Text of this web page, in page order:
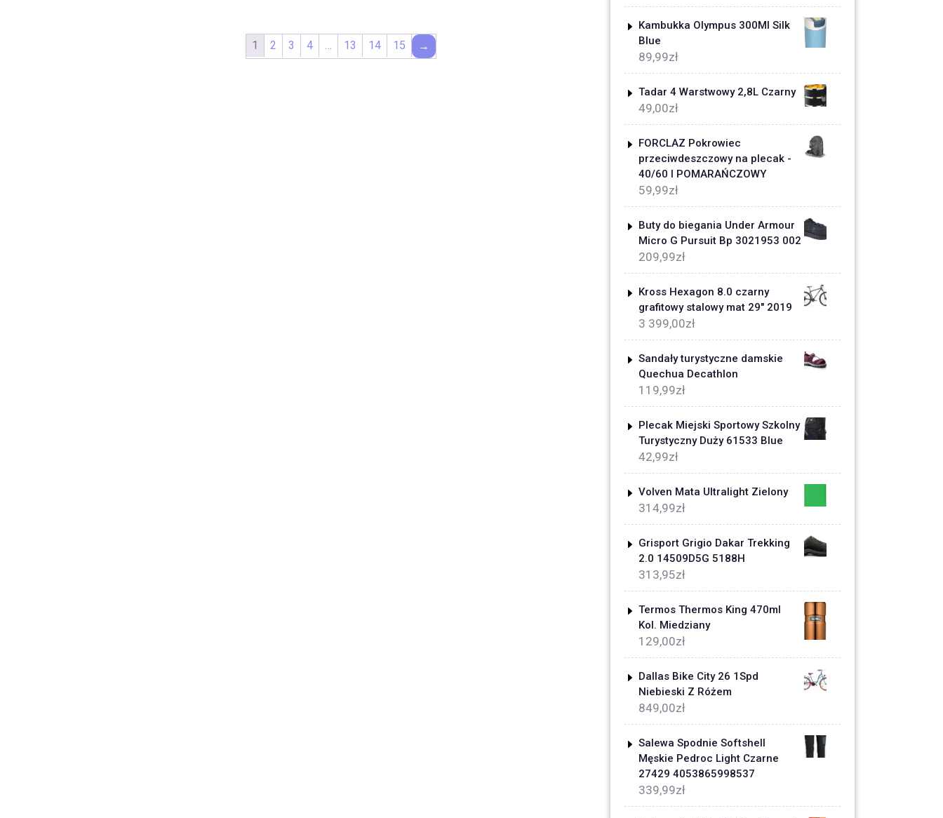
1 2 3 4 … 13 14 15 →
Kambukka Olympus 300Ml Silk
Blue
89,99zł
Tadar 4 Warstwowy 2,8L Czarny
49,00zł
FORCLAZ Pokrowiec
przeciwdeszczowy na plecak -
40/60 l POMARAŃCZOWY
59,99zł
Buty do biegania Under Armour
Micro G Pursuit Bp 3021953 002
209,99zł
Kross Hexagon 8.0 czarny
grafitowy stalowy mat 29" 2019
3 399,00zł
Sandały turystyczne damskie
Quechua Decathlon
119,99zł
Plecak Miejski Sportowy Szkolny
Turystyczny Duży 61533 Blue
42,99zł
Volven Mata Ultralight Zielony
314,99zł
Grisport Grigio Dakar Trekking
2.0 14509D5G 5188H
313,95zł
Termos Thermos King 470ml
Kol. Miedziany
129,00zł
Dallas Bike City 26 1Spd
Niebieski Z Różem
849,00zł
Salewa Spodnie Softshell
Męskie Pedroc Light Czarne
27429 4053865998537
339,99zł